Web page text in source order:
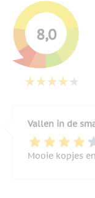
8,0
Vallen in de
Mooie kopjes